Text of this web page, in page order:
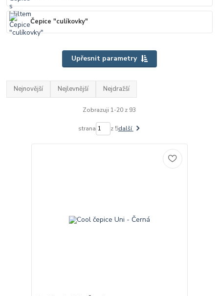
Čepice "culíkovky"
Upřesnit parametry
Nejnovější Nejlevnější Nejdražší
Zobrazuji 1-20 z 93
strana z 5další